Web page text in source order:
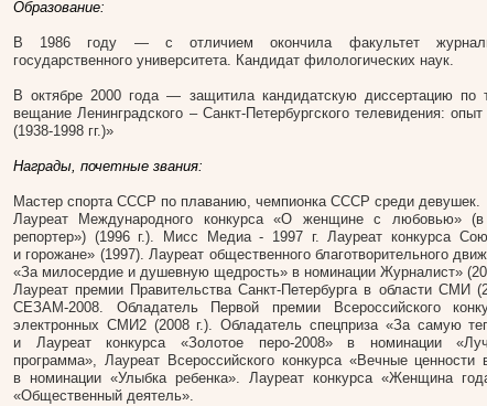
Образование:
В 1986 году —с отличием окончила факультет
государственного университета. Кандидат филологических наук.
В октябре 2000 года— защитила кандидатскую диссертацию по
вещание Ленинградского – Санкт-Петербургского телевидения:
(1938-1998 гг.)»
Награды, почетные звания:
Мастер спорта СССР по плаванию, чемпионка СССР среди девушек.
Лауреат Международного конкурса «О женщине с любовью»
репортер») (1996 г.). Мисс Медиа - 1997 г. Лауреат конкурса
и горожане» (1997). Лауреат общественного благотворительного
«За милосердие и душевную щедрость» в номинации Журналист»
Лауреат премии Правительства Санкт-Петербурга в области СМИ
СЕЗАМ-2008. Обладатель Первой премии Всероссийского
электронных СМИ2 (2008 г.). Обладатель спецприза «За самую
и Лауреат конкурса «Золотое перо-2008» в номинации
программа», Лауреат Всероссийского конкурса «Вечные
в номинации «Улыбка ребенка». Лауреат конкурса «Женщина
«Общественный деятель».